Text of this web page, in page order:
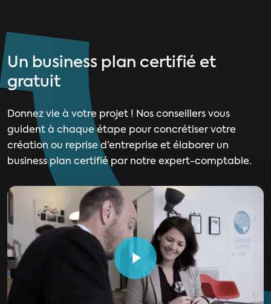
Un business plan certifié et
gratuit
Donnez vie à votre projet ! Nos conseillers vous
guident à chaque étape pour concrétiser votre
création ou reprise d’entreprise et élaborer un
business plan certifié par notre expert-comptable.
Play Video
Play Video